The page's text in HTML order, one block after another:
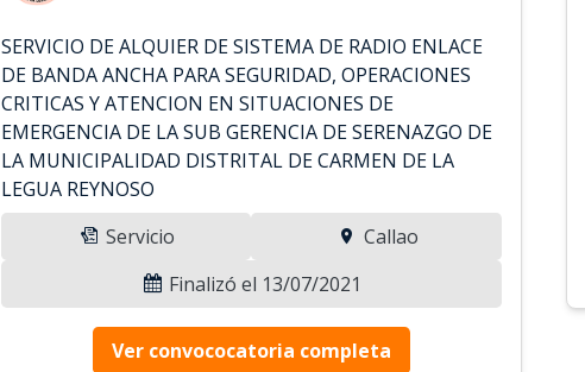
SERVICIO DE ALQUIER DE SISTEMA DE RADIO ENLACE
DE BANDA ANCHA PARA SEGURIDAD, OPERACIONES
CRITICAS Y ATENCION EN SITUACIONES DE
EMERGENCIA DE LA SUB GERENCIA DE SERENAZGO DE
LA MUNICIPALIDAD DISTRITAL DE CARMEN DE LA
LEGUA REYNOSO
Servicio
Callao
Finalizó el 13/07/2021
Ver convococatoria completa